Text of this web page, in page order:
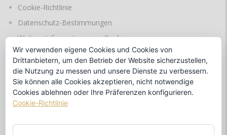
Cookie-Richtlinie
Datenschutz-Bestimmungen
Weitere Informationen zu Cookies
SPRACHEN
durch
Wir verwenden eigene Cookies und Cookies von
Drittanbietern, um den Betrieb der Website sicherzustellen,
die Nutzung zu messen und unsere Dienste zu verbessern.
Sie können alle Cookies akzeptieren, nicht notwendige
Cookies ablehnen oder Ihre Präferenzen konfigurieren.
Cookie-Richtlinie